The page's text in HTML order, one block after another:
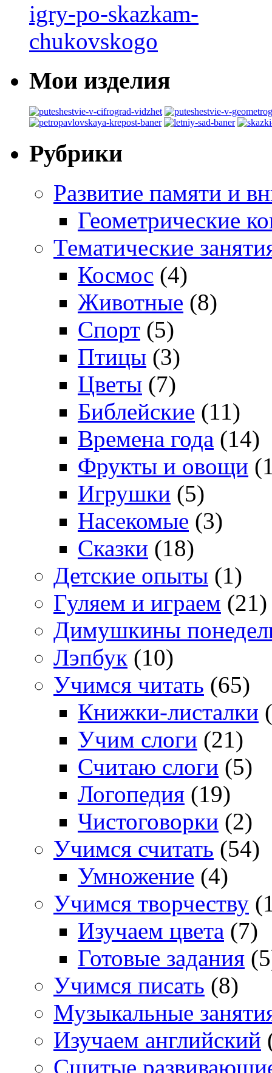
Мои изделия
Рубрики
Развитие памяти и
Геометрические
Тематические
Космос (4)
Животные (8)
Спорт (5)
Птицы (3)
Цветы (7)
Библейские (11)
Времена года (14)
Фрукты и овощи
Игрушки (5)
Насекомые (3)
Сказки (18)
Детские опыты (1)
Гуляем и играем (21)
Димушкины
Лэпбук (10)
Учимся читать (65)
Книжки-листалки
Учим слоги (21)
Считаю слоги (5)
Логопедия (19)
Чистоговорки (2)
Учимся считать (54)
Умножение (4)
Учимся творчеству
Изучаем цвета (7)
Готовые задания
Учимся писать (8)
Музыкальные
Изучаем английский
Сшитые